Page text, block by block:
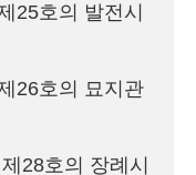
25호의 발전시
26호의 묘지관
28호의 장례시